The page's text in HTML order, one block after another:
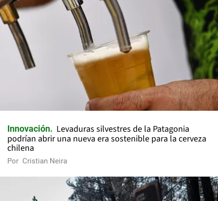
Innovación
Levaduras silvestres de la Patagonia
podrían abrir una nueva era sostenible para la cerveza
chilena
Por Cristian Neira